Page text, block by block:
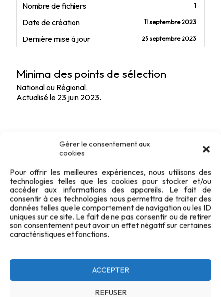
Gérer le consentement aux
cookies
Pour offrir les meilleures expériences, nous utilisons des
technologies telles que les cookies pour stocker et/ou
accéder aux informations des appareils. Le fait de
consentir à ces technologies nous permettra de traiter des
données telles que le comportement de navigation ou les ID
uniques sur ce site. Le fait de ne pas consentir ou de retirer
son consentement peut avoir un effet négatif sur certaines
caractéristiques et fonctions.
ACCEPTER
REFUSER
Nombre de fichiers 1
Date de création 11 septembre 2023
Dernière mise à jour 25 septembre 2023
Minima des points de sélection
National ou Régional.
Actualisé le 23 juin 2023.